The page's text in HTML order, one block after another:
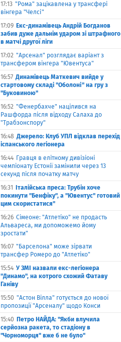
17:13 "Рома" зацікавлена у трансфері
вінгера "Челсі"
17:09 Екс-динамівець Андрій Богданов
забив дуже дальнім ударом зі штрафного
в матчі другої ліги
17:02 "Арсенал" розглядає варіант з
трансфером вінгера "Ювентуса"
16:57 Динамівець Маткевич вийде у
стартовому складі "Оболоні" на гру з
"Буковиною"
16:52 "Фенербахче" націлився на
Рашфорда після відходу Салаха до
"Трабзонспору"
16:48 Джерело: Клуб УПЛ відклав перехід
іспанського легіонера
16:44 Гравця в елітному дивізіоні
чемпіонату Естонії замінили через 13
секунд після початку матчу
16:31
Італійська преса: Трубін хоче
покинути "Бенфіку", а "Ювентус" готовий
цим скористатися"
16:26 Сімеоне: "Атлетіко" не продасть
Альвареса, ми допоможемо йому
зростати"
16:07 "Барселона" може зірвати
трансфер Ромеро до "Атлетіко"
15:54 У ЗМІ назвали екс-легіонера
"Динамо", на котрого схожий Фатаву
Ганіву
15:50 "Астон Вілла" готується до нової
пропозиції "Арсеналу" щодо Конси
15:40 Петро НАЙДА: "Якби влучила
серйозна ракета, то стадіону в
"Чорноморця" вже б не було"